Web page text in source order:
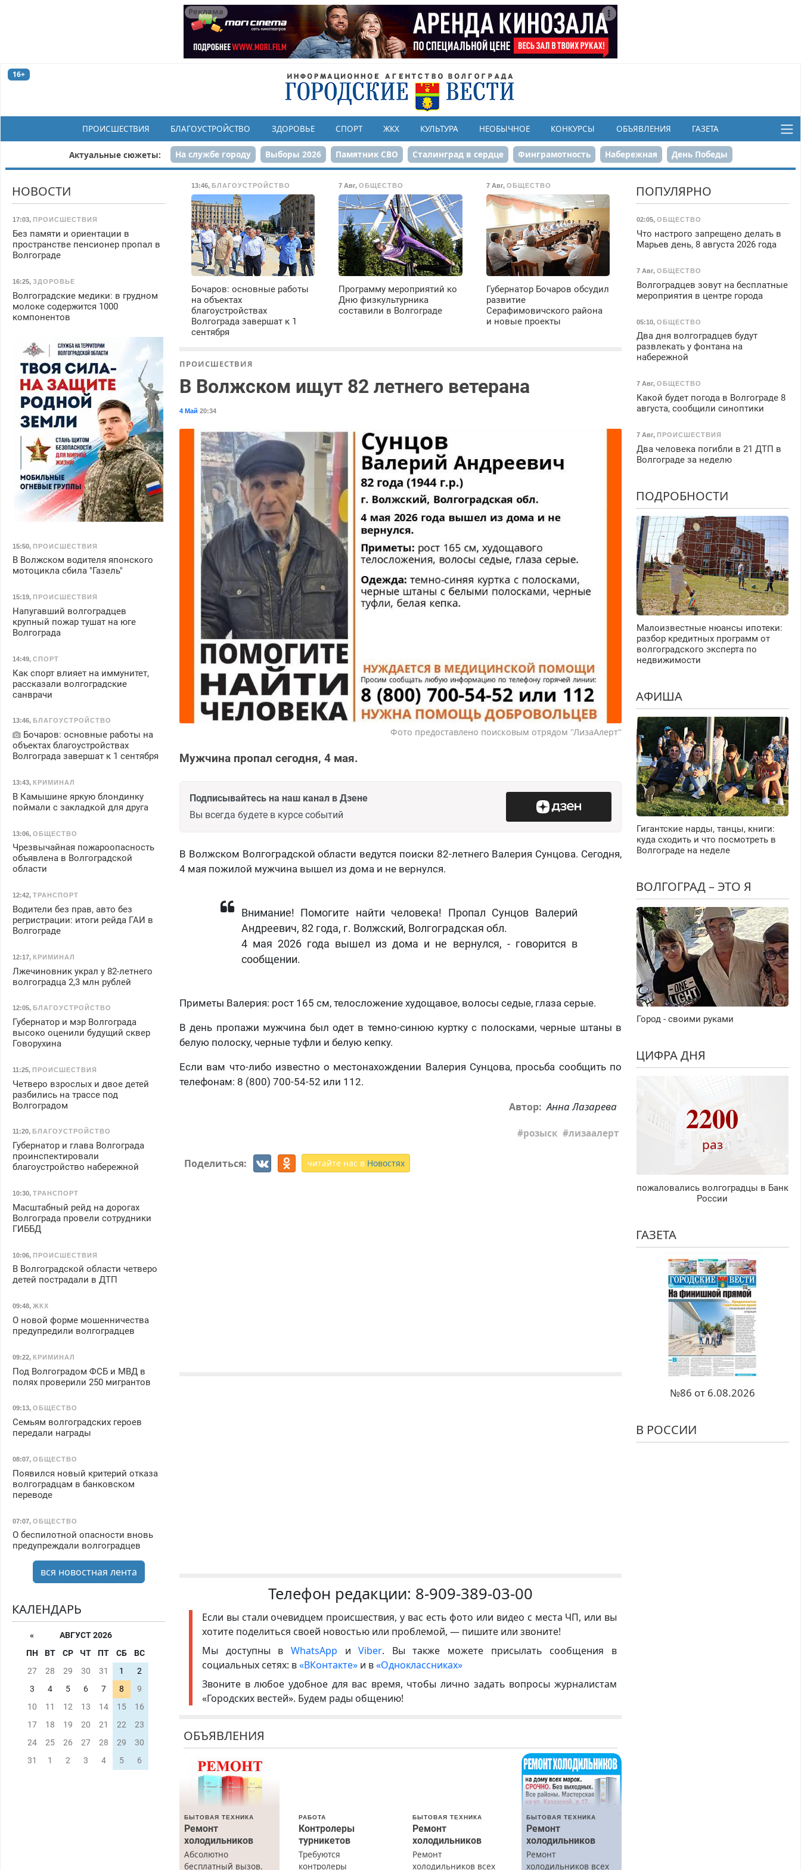
Реклама
16+
ПРОИСШЕСТВИЯ БЛАГОУСТРОЙСТВО ЗДОРОВЬЕ СПОРТ ЖКХ КУЛЬТУРА НЕОБЫЧНОЕ КОНКУРСЫ ОБЪЯВЛЕНИЯ ГАЗЕТА
Актуальные сюжеты: На службе городу Выборы 2026 Памятник СВО Сталинград в сердце Финграмотность Набережная День Победы
Реконструкция ЦПКиО 80-летие Победы Парк Героев-летчиков
13:46, БЛАГОУСТРОЙСТВО
Бочаров: основные работы
на объектах
благоустройствах
Волгограда завершат к 1
сентября
7 Авг,ОБЩЕСТВО
Программу мероприятий ко
Дню физкультурника
составили в Волгограде
7 Авг, ОБЩЕСТВО
Губернатор Бочаров обсудил
развитие
Серафимовичского района
и новые проекты
ПРОИСШЕСТВИЯ
В Волжском ищут 82 летнего ветерана
4 Май 20:34
Фото предоставлено поисковым отрядом "ЛизаАлерт"
Мужчина пропал сегодня, 4 мая.
Подписывайтесь на наш канал в Дзене
Вы всегда будете в курсе событий
В Волжском Волгоградской области ведутся поиски 82-летнего Валерия Сунцова. Сегодня,
4 мая пожилой мужчина вышел из дома и не вернулся.
Внимание! Помогите найти человека! Пропал Сунцов Валерий
Андреевич, 82 года, г. Волжский, Волгоградская обл.
4 мая 2026 года вышел из дома и не вернулся, - говорится в
сообщении.
Приметы Валерия: рост 165 см, телосложение худощавое, волосы седые, глаза серые.
В день пропажи мужчина был одет в темно-синюю куртку с полосками, черные штаны в
белую полоску, черные туфли и белую кепку.
Если вам что-либо известно о местонахождении Валерия Сунцова, просьба сообщить по
телефонам: 8 (800) 700-54-52 или 112.
Автор: Анна Лазарева
розыск лизаалерт
Поделиться: читайте нас в Новостях
Телефон редакции: 8-909-389-03-00
Если вы стали очевидцем происшествия, у вас есть фото или видео с места ЧП, или вы
хотите поделиться своей новостью или проблемой, — пишите или звоните!
Мы доступны в WhatsApp иViber. Вы также можете присылать сообщения в
социальных сетях: в«ВКонтакте» и в«Одноклассниках»
Звоните в любое удобное для вас время, чтобы лично задать вопросы журналистам
«Городских вестей». Будем рады общению!
ОБЪЯВЛЕНИЯ
БЫТОВАЯ ТЕХНИКА
Ремонт
холодильников
Абсолютно
бесплатный вызов.
РАБОТА
Контролеры
турникетов
Требуются
контролеры
БЫТОВАЯ ТЕХНИКА
Ремонт
холодильников
Ремонт
холодильников всех
БЫТОВАЯ ТЕХНИКА
Ремонт
холодильников
Ремонт
холодильников всех
НОВОСТИ
17:03, ПРОИСШЕСТВИЯ
Без памяти и ориентации в
пространстве пенсионер пропал в
Волгограде
16:25, ЗДОРОВЬЕ
Волгоградские медики: в грудном
молоке содержится 1000
компонентов
15:50, ПРОИСШЕСТВИЯ
В Волжском водителя японского
мотоцикла сбила "Газель"
15:19, ПРОИСШЕСТВИЯ
Напугавший волгоградцев
крупный пожар тушат на юге
Волгограда
14:49, СПОРТ
Как спорт влияет на иммунитет,
рассказали волгоградские
санврачи
13:46, БЛАГОУСТРОЙСТВО
Бочаров: основные работы на
объектах благоустройствах
Волгограда завершат к 1 сентября
13:43, КРИМИНАЛ
В Камышине яркую блондинку
поймали с закладкой для друга
13:06, ОБЩЕСТВО
Чрезвычайная пожароопасность
объявлена в Волгоградской
области
12:42, ТРАНСПОРТ
Водители без прав, авто без
регристрации: итоги рейда ГАИ в
Волгограде
12:17, КРИМИНАЛ
Лжечиновник украл у 82-летнего
волгоградца 2,3 млн рублей
12:05, БЛАГОУСТРОЙСТВО
Губернатор и мэр Волгограда
высоко оценили будущий сквер
Говорухина
11:25, ПРОИСШЕСТВИЯ
Четверо взрослых и двое детей
разбились на трассе под
Волгоградом
11:20, БЛАГОУСТРОЙСТВО
Губернатор и глава Волгограда
проинспектировали
благоустройство набережной
10:30, ТРАНСПОРТ
Масштабный рейд на дорогах
Волгограда провели сотрудники
ГИББД
10:06, ПРОИСШЕСТВИЯ
В Волгоградской области четверо
детей пострадали в ДТП
09:48, ЖКХ
О новой форме мошенничества
предупредили волгоградцев
09:22, КРИМИНАЛ
Под Волгоградом ФСБ и МВД в
полях проверили 250 мигрантов
09:13, ОБЩЕСТВО
Семьям волгоградских героев
передали награды
08:07, ОБЩЕСТВО
Появился новый критерий отказа
волгоградцам в банковском
переводе
07:07, ОБЩЕСТВО
О беспилотной опасности вновь
предупреждали волгоградцев
вся новостная лента
КАЛЕНДАРЬ
«
АВГУСТ 2026
ПН
ВТ СР ЧТ ПТ СБ
ВС
27
28 29 30 31 1
2
3
4 5 6 7 8
9
10
11 12 13 14 15
16
17
18 19 20 21 22
23
24
25 26 27 28 29
30
31
1 2 3 4 5 6
ПОПУЛЯРНО
02:05, ОБЩЕСТВО
Что настрого запрещено делать в
Марьев день, 8 августа 2026 года
7 Авг, ОБЩЕСТВО
Волгоградцев зовут на бесплатные
мероприятия в центре города
05:10, ОБЩЕСТВО
Два дня волгоградцев будут
развлекать у фонтана на
набережной
7 Авг, ОБЩЕСТВО
Какой будет погода в Волгограде 8
августа, сообщили синоптики
7 Авг, ПРОИСШЕСТВИЯ
Два человека погибли в 21 ДТП в
Волгограде за неделю
ПОДРОБНОСТИ
Малоизвестные нюансы ипотеки:
разбор кредитных программ от
волгоградского эксперта по
недвижимости
АФИША
Гигантские нарды, танцы, книги:
куда сходить и что посмотреть в
Волгограде на неделе
ВОЛГОГРАД – ЭТО Я
Город - своими руками
ЦИФРА ДНЯ
2200
раз
пожаловались волгоградцы в Банк
России
ГАЗЕТА
№86 от 6.08.2026
В РОССИИ